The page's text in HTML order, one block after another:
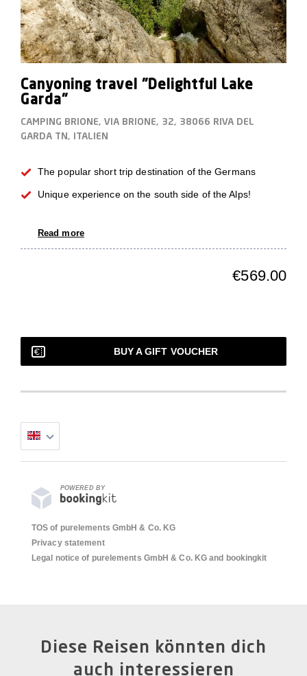
Canyoning travel "Delightful Lake
Garda"
CAMPING BRIONE, VIA BRIONE, 32, 38066 RIVA DEL
GARDA TN, ITALIEN
The popular short trip destination of the Germans
Unique experience on the south side of the Alps!
Read more
€569.00
BUY A GIFT VOUCHER
POWERED BY
TOS of purelements GmbH & Co. KG
Privacy statement
Legal notice of purelements GmbH & Co. KG and bookingkit
Diese Reisen könnten dich
auch interessieren